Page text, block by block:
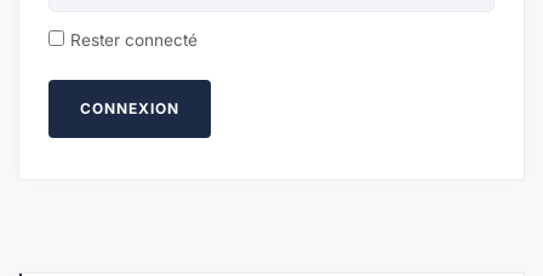
Rester connecté
CONNEXION